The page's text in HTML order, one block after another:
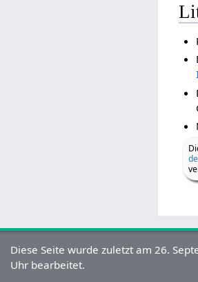
Diese Seite wurde zuletzt am 26.
Uhr bearbeitet.